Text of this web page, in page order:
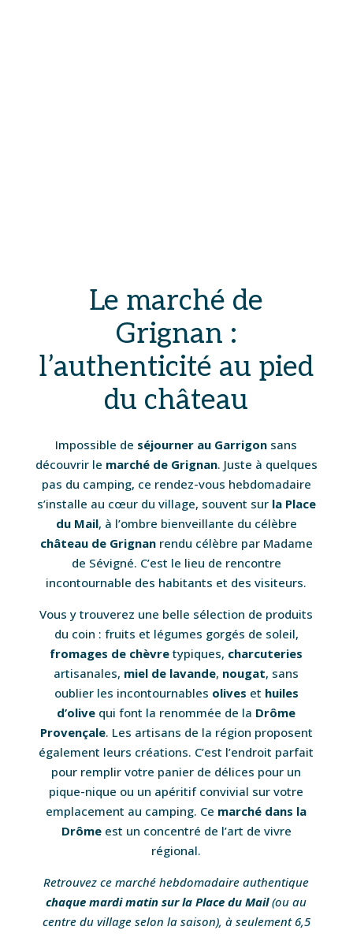
Le marché de
Grignan :
l’authenticité au pied
du château
Impossible de séjourner au Garrigon sans
découvrir le marché de Grignan. Juste à quelques
pas du camping, ce rendez-vous hebdomadaire
s’installe au cœur du village, souvent sur la Place
du Mail, à l’ombre bienveillante du célèbre
château de Grignanrendu célèbre par Madame
de Sévigné. C’est le lieu de rencontre
incontournable des habitants et des visiteurs.
Vous y trouverez une belle sélection de produits
du coin : fruits et légumes gorgés de soleil,
fromages de chèvre typiques, charcuteries
artisanales, miel de lavande, nougat, sans
oublier les incontournables olives et huiles
d’olive qui font la renommée de la Drôme
Provençale. Les artisans de la région proposent
également leurs créations. C’est l’endroit parfait
pour remplir votre panier de délices pour un
pique-nique ou un apéritif convivial sur votre
emplacement au camping. Ce marché dans la
Drômeest un concentré de l’art de vivre
régional.
Retrouvez ce marché hebdomadaire authentique
chaque mardi matin sur la Place du Mail(ou au
centre du village selon la saison), à seulement 6,5